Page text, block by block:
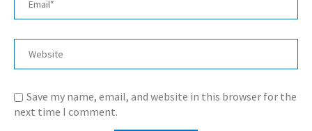
Save my name, email, and website in this browser for the
next time I comment.